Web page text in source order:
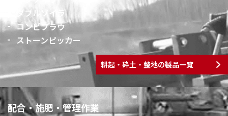
ダブルソイラ
コンビプラウ
ストーンピッカー
耕起・砕土・整地の製品一覧
配合・施肥・管理作業